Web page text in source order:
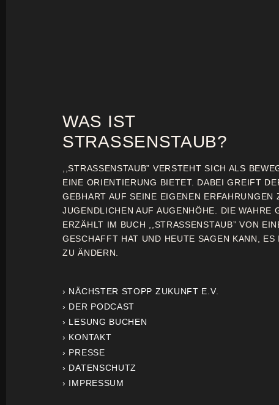
WAS IST
STRASSENSTAUB?
,,STRASSENSTAUB” VERSTEHT SICH ALS
EINE ORIENTIERUNG BIETET. DABEI GREIFT
GEBHART AUF SEINE EIGENEN ERFAHRUNGEN
JUGENDLICHEN AUF AUGENHÖHE. DIE WAHRE
ERZÄHLT IM BUCH ,,STRASSENSTAUB” VON
GESCHAFFT HAT UND HEUTE SAGEN KANN,
ZU ÄNDERN.
› NÄCHSTER STOPP ZUKUNFT E.V.
› DER PODCAST
› LESUNG BUCHEN
› KONTAKT
› PRESSE
› DATENSCHUTZ
› IMPRESSUM